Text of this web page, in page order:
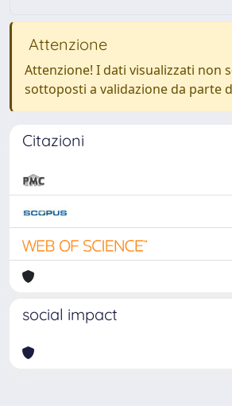
Attenzione
Attenzione! I dati visualizzati non
sottoposti a validazione da parte
Citazioni
social impact